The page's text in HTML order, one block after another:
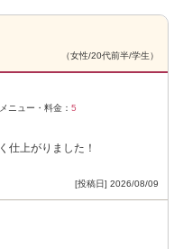
（女性/20代前半/学生）
メニュー・料金： 5
仕上がりました！
[投稿日] 2026/08/09